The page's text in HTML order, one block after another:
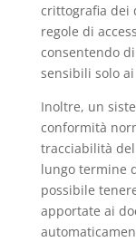
crittografia dei
regole di
consentendo
sensibili solo
Inoltre, un
conformità
tracciabilità
lungo termine
possibile
apportate ai